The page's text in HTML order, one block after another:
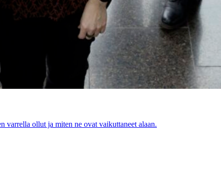
varrella ollut ja miten ne ovat vaikuttaneet alaan.